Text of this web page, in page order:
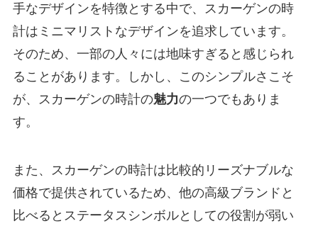
手なデザインを特徴とする中で、スカーゲンの時
計はミニマリストなデザインを追求しています。
そのため、一部の人々には地味すぎると感じられ
ることがあります。しかし、このシンプルさこそ
が、スカーゲンの時計の魅力の一つでもありま
す。
また、スカーゲンの時計は比較的リーズナブルな
価格で提供されているため、他の高級ブランドと
比べるとステータスシンボルとしての役割が弱い